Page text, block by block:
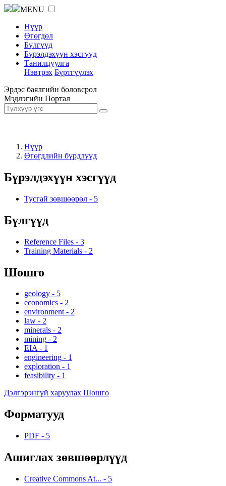
MENU
Нүүр
Өгөгдөл
Бүлгүүд
Бүрэлдэхүүн хэсгүүд
Танилцуулга
Нэвтрэх Бүртгүүлэх
Эрдэс баялгийн боловсрол
Мэдлэгийн Портал
Нүүр
Өгөгдлийн бүрдлүүд
Бүрэлдэхүүн хэсгүүд
Тусгай зөвшөөрөл - 5
Бүлгүүд
Reference Files - 3
Training Materials - 2
Шошго
geology - 5
economics - 2
environment - 2
law - 2
minerals - 2
mining - 2
EIA - 1
engineering - 1
exploration - 1
feasibility - 1
Дэлгэрэнгүй харуулах Шошго
Форматууд
PDF - 5
Ашиглах зөвшөөрлүүд
Creative Commons At... - 5